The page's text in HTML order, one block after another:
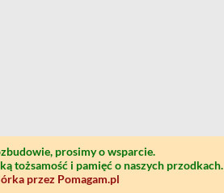
prosimy o wsparcie.
tożsamość i pamięć o naszych przodkach.
przez Pomagam.pl